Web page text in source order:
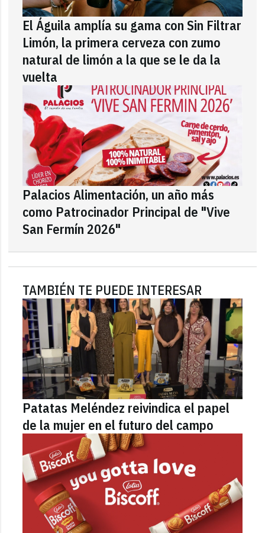
El Águila amplía su gama con Sin Filtrar
Limón, la primera cerveza con zumo
natural de limón a la que se le da la
vuelta
Palacios Alimentación, un año más
como Patrocinador Principal de "Vive
San Fermín 2026"
TAMBIÉN TE PUEDE INTERESAR
Patatas Meléndez reivindica el papel
de la mujer en el futuro del campo